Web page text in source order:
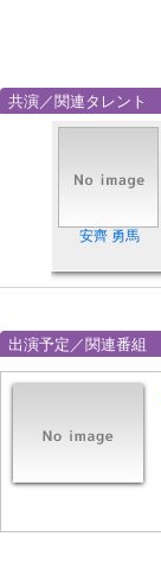
共演／関連タレント
安齊 勇馬
出演予定／関連番組